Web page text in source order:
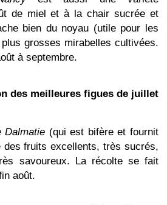
de miel et à la chair sucrée et
bien du noyau (utile pour les
grosses mirabelles cultivées.
à septembre.
des meilleures figues de juillet
Dalmatie (qui est bifère et fournit
fruits excellents, très sucrés,
savoureux. La récolte se fait
août.